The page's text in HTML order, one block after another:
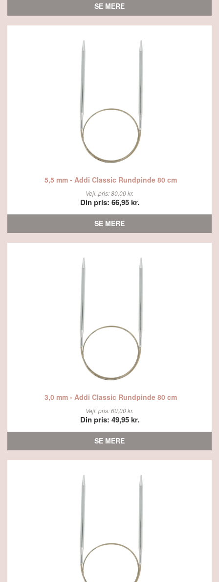
SE MERE
5,5 mm - Addi Classic Rundpinde 80 cm
Vejl. pris: 80,00 kr.
Din pris: 66,95 kr.
SE MERE
3,0 mm - Addi Classic Rundpinde 80 cm
Vejl. pris: 60,00 kr.
Din pris: 49,95 kr.
SE MERE